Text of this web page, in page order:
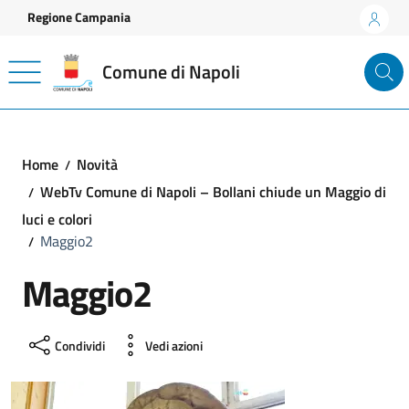
Vai ai contenuti
Vai al footer
Regione Campania
Comune di Napoli
Home
Novità
WebTv Comune di Napoli – Bollani chiude un Maggio di
luci e colori
Maggio2
Maggio2
Condividi Vedi azioni